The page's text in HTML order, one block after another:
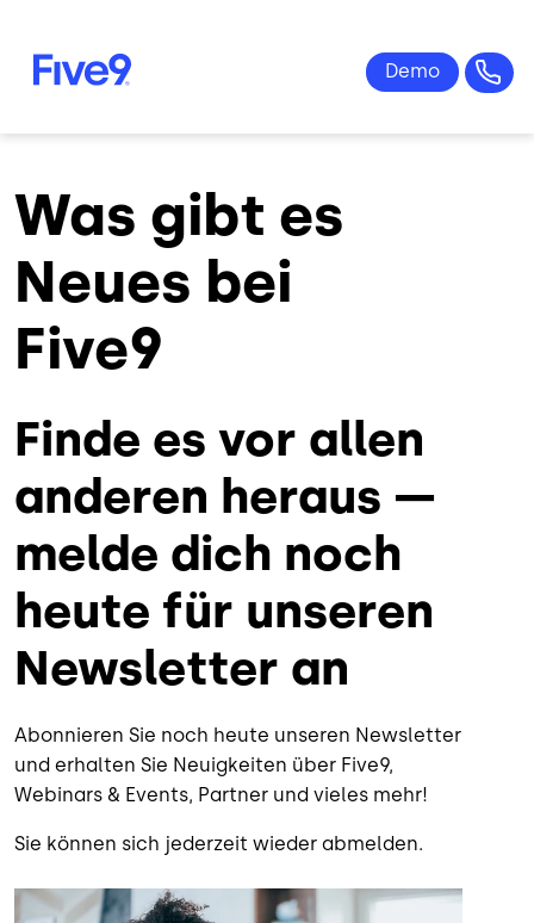
Was gibt es
Neues bei
Five9
Finde es vor allen
anderen heraus —
melde dich noch
heute für unseren
Newsletter an
Abonnieren Sie noch heute unseren Newsletter
und erhalten Sie Neuigkeiten über Five9,
Webinars & Events, Partner und vieles mehr!
Sie können sich jederzeit wieder abmelden.